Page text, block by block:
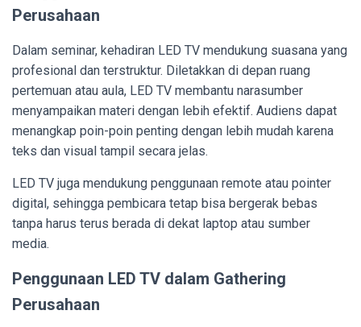
Perusahaan
Dalam seminar, kehadiran LED TV mendukung suasana yang
profesional dan terstruktur. Diletakkan di depan ruang
pertemuan atau aula, LED TV membantu narasumber
menyampaikan materi dengan lebih efektif. Audiens dapat
menangkap poin-poin penting dengan lebih mudah karena
teks dan visual tampil secara jelas.
LED TV juga mendukung penggunaan remote atau pointer
digital, sehingga pembicara tetap bisa bergerak bebas
tanpa harus terus berada di dekat laptop atau sumber
media.
Penggunaan LED TV dalam Gathering
Perusahaan